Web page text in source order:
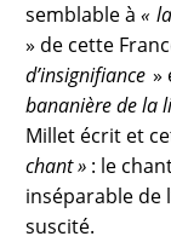
semblable à«
» de cette
d’insignifiance »
bananière de la
Millet écrit et
chant » : le
inséparable de
suscité.